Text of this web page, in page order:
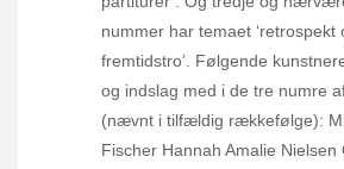
nummer har temaet ‘retrospekt
fremtidstro’. Følgende
og indslag med i de tre numre
(nævnt i tilfældig rækkefølge):
Fischer Hannah Amalie Nielsen